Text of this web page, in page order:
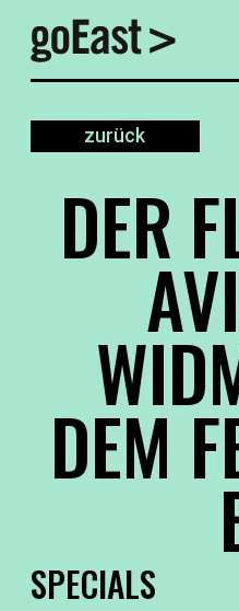
zurück
DER
DEM
SPECIALS